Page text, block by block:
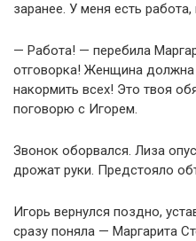
заранее. У меня есть
— Работа! — перебила
отговорка! Женщина
накормить всех! Это твоя
поговорю с Игорем.
Звонок оборвался. Лиза
дрожат руки. Предстояло
Игорь вернулся поздно,
сразу поняла — Маргарита